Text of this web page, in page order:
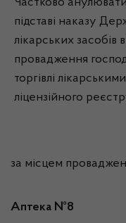
Частково
підставі наказу
лікарських засобів
провадження
торгівлі
ліцензійного
за місцем
Аптека №8